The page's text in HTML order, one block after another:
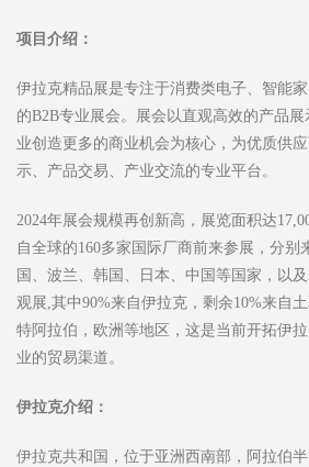
项目介绍：
伊拉克精品展是专注于消费类电子、智能
的B2B专业展会。展会以直观高效的产品
业创造更多的商业机会为核心，为优质供
示、产品交易、产业交流的专业平台。
2024年展会规模再创新高，展览面积达
自全球的160多家国际厂商前来参展，分别
国、波兰、韩国、日本、中国等国家，以
观展,其中90%来自伊拉克，剩余10%来自
特阿拉伯，欧洲等地区，这是当前开拓伊
业的贸易渠道。
伊拉克介绍：
伊拉克共和国，位于亚洲西南部，阿拉伯